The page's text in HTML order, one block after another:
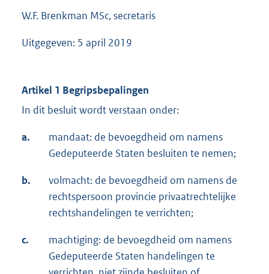
W.F. Brenkman MSc, secretaris
Uitgegeven: 5 april 2019
Artikel 1 Begripsbepalingen
In dit besluit wordt verstaan onder:
a.
mandaat: de bevoegdheid om namens
Gedeputeerde Staten besluiten te nemen;
b.
volmacht: de bevoegdheid om namens de
rechtspersoon provincie privaatrechtelijke
rechtshandelingen te verrichten;
c.
machtiging: de bevoegdheid om namens
Gedeputeerde Staten handelingen te